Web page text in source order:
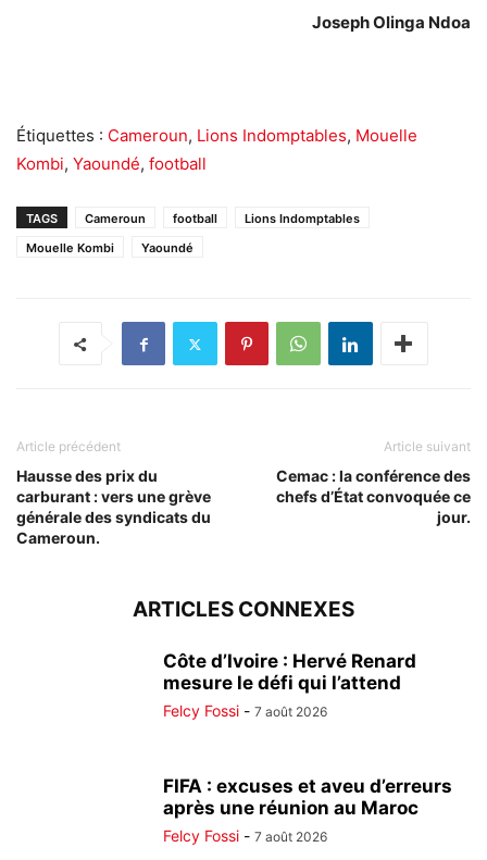
Joseph Olinga Ndoa
Étiquettes : Cameroun, Lions Indomptables, Mouelle
Kombi, Yaoundé, football
TAGS Cameroun football
Lions Indomptables
Mouelle Kombi
Yaoundé
Article précédent
Hausse des prix du
carburant : vers une grève
générale des syndicats du
Cameroun.
Article suivant
Cemac : la conférence des
chefs d’État convoquée ce
jour.
ARTICLES CONNEXES
Côte d’Ivoire : Hervé Renard
mesure le défi qui l’attend
Felcy Fossi - 7 août 2026
FIFA : excuses et aveu d’erreurs
après une réunion au Maroc
Felcy Fossi - 7 août 2026